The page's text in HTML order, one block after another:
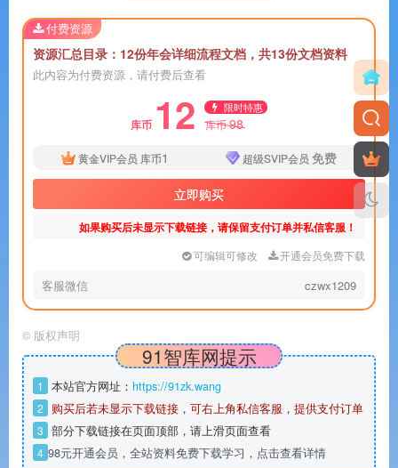
资源汇总目录：12份年会详细流程文档，共13份文档资料
此内容为付费资源，请付费后查看
库币 12 限时特惠
库币98
黄金VIP会员 库币1 超级SVIP会员 免费
立即购买
如果购买后未显示下载链接，请保留支付订单并私信客服！
可编辑可修改 开通会员免费下载
客服微信 czwx1209
付费资源
© 版权声明
91智库网提示
1 本站官方网址： https://91zk.wang
2 购买后若未显示下载链接，可右上角私信客服，提供支付订单
3 部分下载链接在页面顶部，请上滑页面查看
4 98元开通会员，全站资料免费下载学习，点击查看详情